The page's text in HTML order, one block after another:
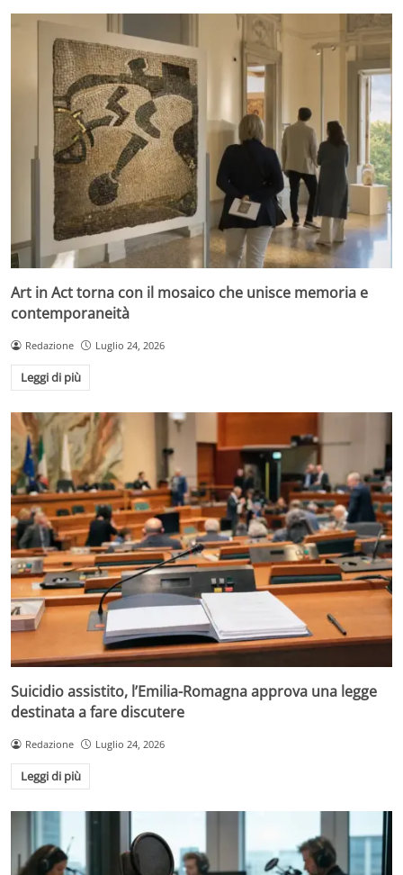
Art in Act torna con il mosaico che unisce memoria e
contemporaneità
Redazione Luglio 24, 2026
Leggi di più
Suicidio assistito, l’Emilia-Romagna approva una legge
destinata a fare discutere
Redazione Luglio 24, 2026
Leggi di più